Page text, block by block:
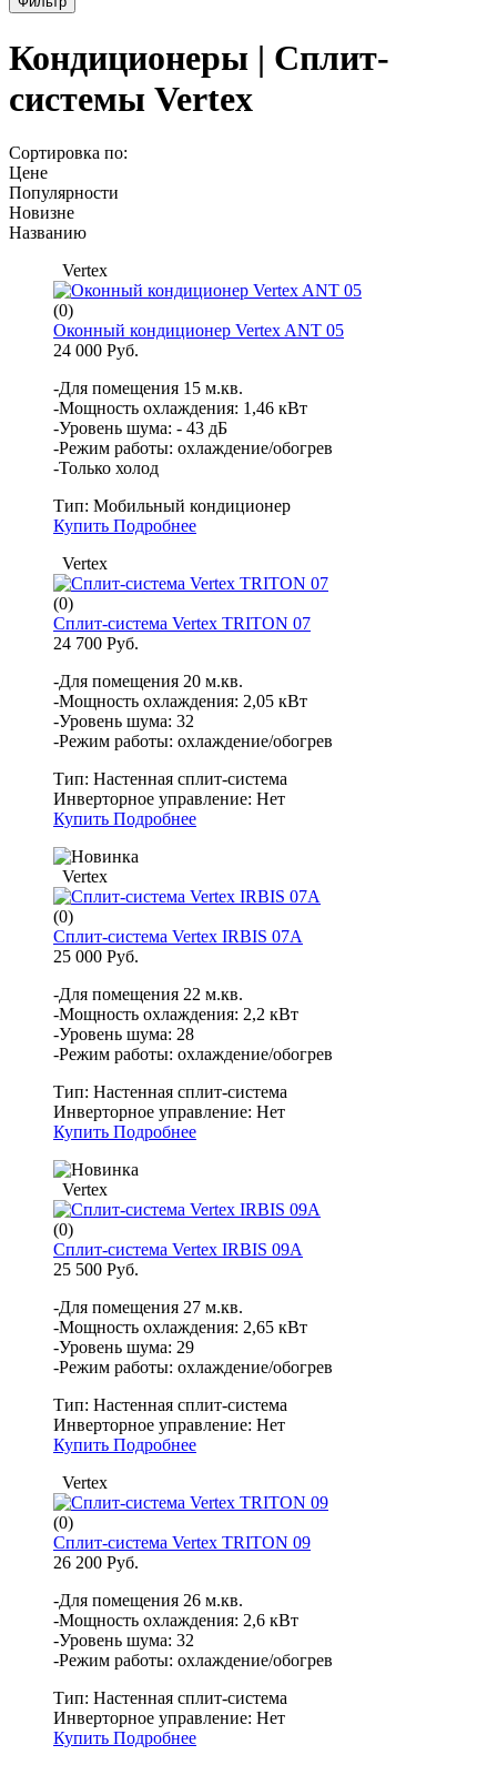
Кондиционеры | Сплит-
системы Vertex
Сортировка по:
Цене
Популярности
Новизне
Названию
Vertex
(0)
Оконный кондиционер Vertex ANT 05
24 000 Руб.
-Для помещения 15 м.кв.
-Мощность охлаждения: 1,46 кВт
-Уровень шума: - 43 дБ
-Режим работы: охлаждение/обогрев
-Только холод
Тип: Мобильный кондиционер
Купить Подробнее
Vertex
(0)
Сплит-система Vertex TRITON 07
24 700 Руб.
-Для помещения 20 м.кв.
-Мощность охлаждения: 2,05 кВт
-Уровень шума: 32
-Режим работы: охлаждение/обогрев
Тип: Настенная сплит-система
Инверторное управление: Нет
Купить Подробнее
Vertex
(0)
Сплит-система Vertex IRBIS 07A
25 000 Руб.
-Для помещения 22 м.кв.
-Мощность охлаждения: 2,2 кВт
-Уровень шума: 28
-Режим работы: охлаждение/обогрев
Тип: Настенная сплит-система
Инверторное управление: Нет
Купить Подробнее
Vertex
(0)
Сплит-система Vertex IRBIS 09A
25 500 Руб.
-Для помещения 27 м.кв.
-Мощность охлаждения: 2,65 кВт
-Уровень шума: 29
-Режим работы: охлаждение/обогрев
Тип: Настенная сплит-система
Инверторное управление: Нет
Купить Подробнее
Vertex
(0)
Сплит-система Vertex TRITON 09
26 200 Руб.
-Для помещения 26 м.кв.
-Мощность охлаждения: 2,6 кВт
-Уровень шума: 32
-Режим работы: охлаждение/обогрев
Тип: Настенная сплит-система
Инверторное управление: Нет
Купить Подробнее